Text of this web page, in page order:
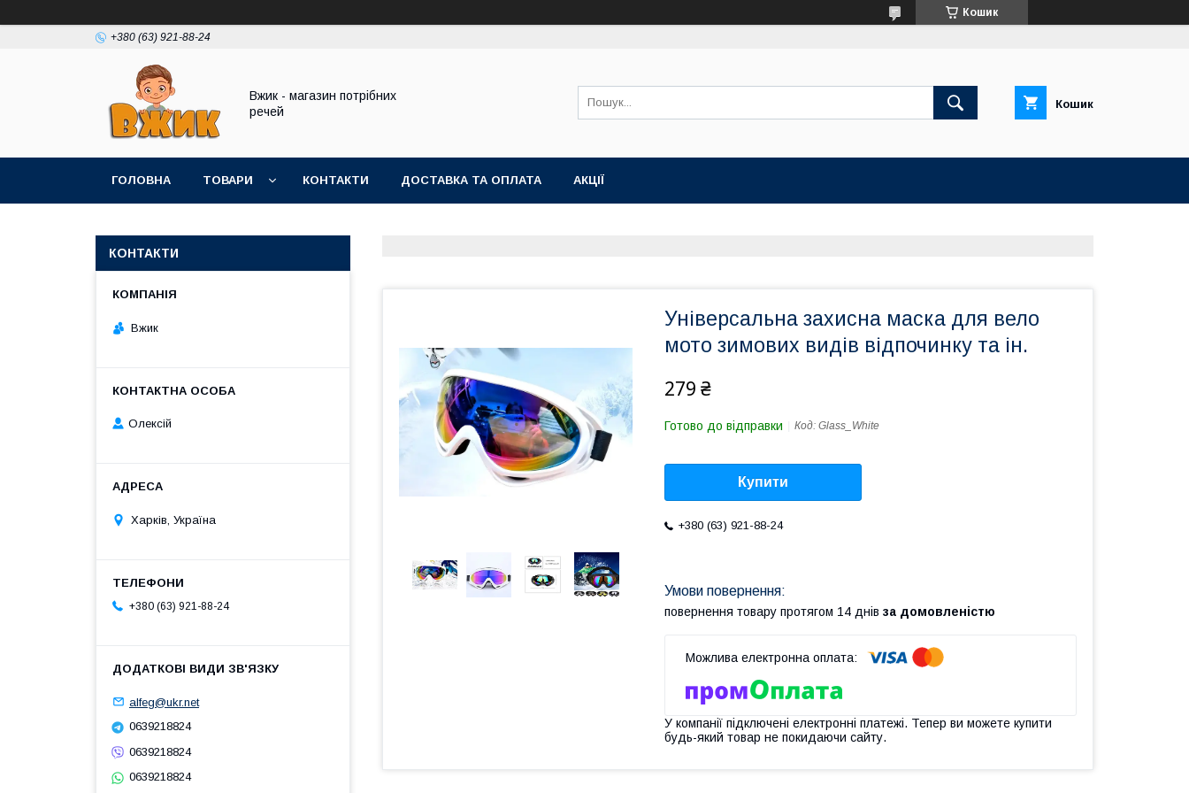
Кошик
+380 (63) 921-88-24
Вжик - магазин потрiбних
речей
Кошик
ГОЛОВНА ТОВАРИ КОНТАКТИ ДОСТАВКА ТА ОПЛАТА АКЦІЇ
Універсальна захисна маска для вело
мото зимових видів відпочинку та ін.
279 ₴
Готово до відправки Код: Glass_White
Купити
+380 (63) 921-88-24
повернення товару протягом 14 днів за домовленістю
У компанії підключені електронні платежі. Тепер ви можете купити
будь-який товар не покидаючи сайту.
КОНТАКТИ
Вжик
Олексій
Харків, Україна
+380 (63) 921-88-24
alfeg@ukr.net
0639218824
0639218824
0639218824